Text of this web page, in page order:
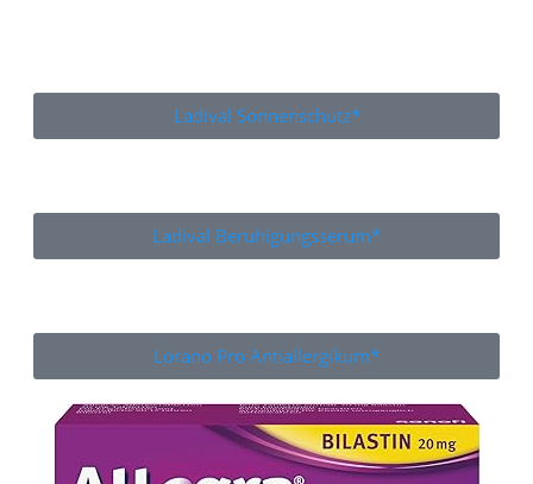
Ladival Sonnenschutz*
Ladival Beruhigungsserum*
Lorano Pro Antiallergikum*